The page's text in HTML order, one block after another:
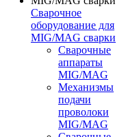
Сварочное
оборудование для
MIG/MAG сварки
Сварочные
аппараты
MIG/MAG
Механизмы
подачи
проволоки
MIG/MAG